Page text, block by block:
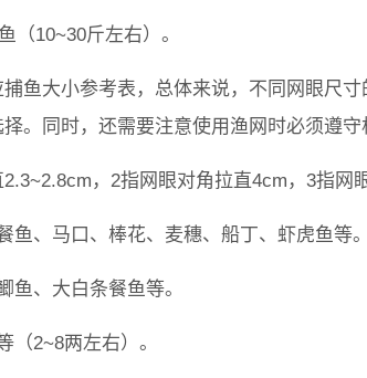
（10~30斤左右）。
鱼大小参考表，总体来说，不同网眼尺寸
。同时，还需要注意使用渔网时必须遵守
，2指网眼对角拉直4cm，3指网
鱼、马口、棒花、麦穗、船丁、虾虎鱼等。
鱼、大白条餐鱼等。
（2~8两左右）。